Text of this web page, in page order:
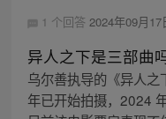
1 个回答 2024年09月17
异人之下是三部曲
乌尔善执导的《异人
年已开始拍摄，2024